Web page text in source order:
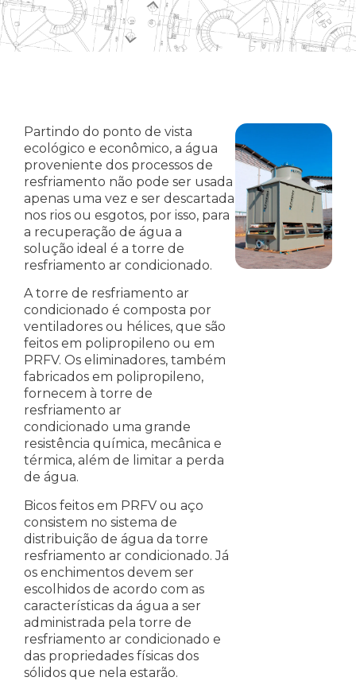
Partindo do ponto de vista
ecológico e econômico, a água
proveniente dos processos de
resfriamento não pode ser usada
apenas uma vez e ser descartada
nos rios ou esgotos, por isso, para
a recuperação de água a
solução ideal é a torre de
resfriamento ar condicionado.
A torre de resfriamento ar
condicionado é composta por
ventiladores ou hélices, que são
feitos em polipropileno ou em
PRFV. Os eliminadores, também
fabricados em polipropileno,
fornecem à torre de
resfriamento ar
condicionado uma grande
resistência química, mecânica e
térmica, além de limitar a perda
de água.
Bicos feitos em PRFV ou aço
consistem no sistema de
distribuição de água da torre
resfriamento ar condicionado. Já
os enchimentos devem ser
escolhidos de acordo com as
características da água a ser
administrada pela torre de
resfriamento ar condicionado e
das propriedades físicas dos
sólidos que nela estarão.